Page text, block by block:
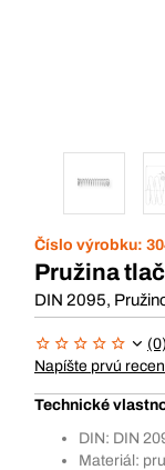
Číslo výrobku:
Pružina
DIN 2095,
(0)
Napíšte prvú
Technické
DIN: DIN
Materiál: